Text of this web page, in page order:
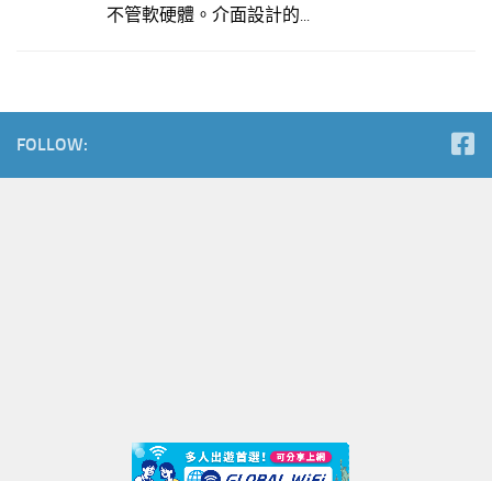
不管軟硬體。介面設計的...
FOLLOW: